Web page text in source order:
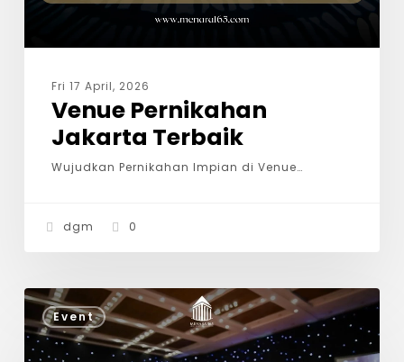
Fri 17 April, 2026
Venue Pernikahan
Jakarta Terbaik
Wujudkan Pernikahan Impian di Venue…
dgm 0
Event